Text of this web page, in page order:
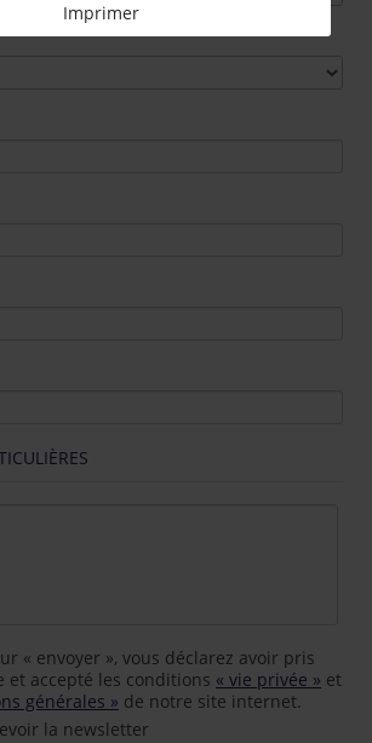
« envoyer », vous déclarez avoir pris
et accepté les conditions « vie privée » et
générales » de notre site internet.
la newsletter
Imprimer